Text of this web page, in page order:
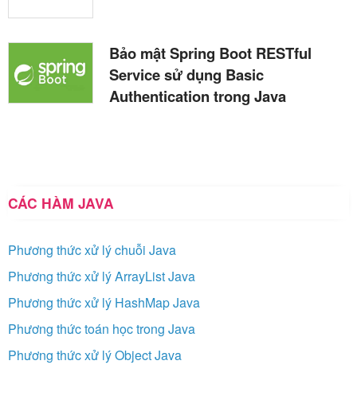
Bảo mật Spring Boot RESTful
Service sử dụng Basic
Authentication trong Java
CÁC HÀM JAVA
Phương thức xử lý chuỗi Java
Phương thức xử lý ArrayList Java
Phương thức xử lý HashMap Java
Phương thức toán học trong Java
Phương thức xử lý Object Java